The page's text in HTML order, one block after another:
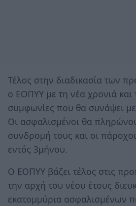
Τέλος στην διαδικασία των
ο ΕΟΠΥΥ με τη νέα χρονιά και
συμφωνίες που θα συνάψει
Οι ασφαλισμένοι θα
συνδρομή τους και οι
εντός 3μήνου.
Ο ΕΟΠΥΥ βάζει τέλος στις
την αρχή του νέου έτους
εκατομμύρια ασφαλισμένων